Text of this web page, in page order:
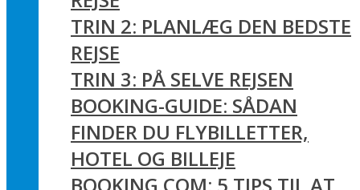
TRIN 2: PLANLÆG DEN BEDSTE
REJSE
TRIN 3: PÅ SELVE REJSEN
BOOKING-GUIDE: SÅDAN
FINDER DU FLYBILLETTER,
HOTEL OG BILLEJE